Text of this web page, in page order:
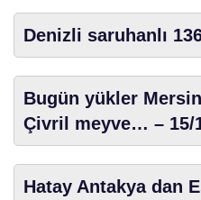
Denizli saruhanlı
Bugün yükler
Çivril meyve… – 15/
Hatay Antakya dan